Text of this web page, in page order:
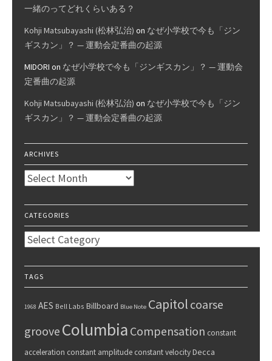
一緒のってどれくらいある？
Kohji Matsubayashi (松林弘治) on なぜ小学校で今も「ジン
ギスカン」？ — 運動会定番曲の起源
MIDORI on なぜ小学校で今も「ジンギスカン」？ — 運動会
定番曲の起源
Kohji Matsubayashi (松林弘治) on なぜ小学校で今も「ジン
ギスカン」？ — 運動会定番曲の起源
ARCHIVES
Archives
CATEGORIES
Categories
TAGS
1968 AES Bell Labs Billboard Blue Note Capitol coarse
groove Columbia Compensation constant
acceleration constant amplitude constant velocityDecca